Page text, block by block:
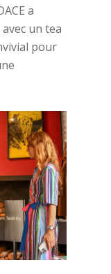
a
un tea
pour